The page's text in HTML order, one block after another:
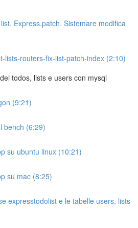
Express.patch. Sistemare modifica
lists-routers-fix-list-patch-index (2:10)
todos, lists e users con mysql
(9:21)
bench (6:29)
su ubuntu linux (10:21)
su mac (8:25)
expresstodolist e le tabelle users, lists